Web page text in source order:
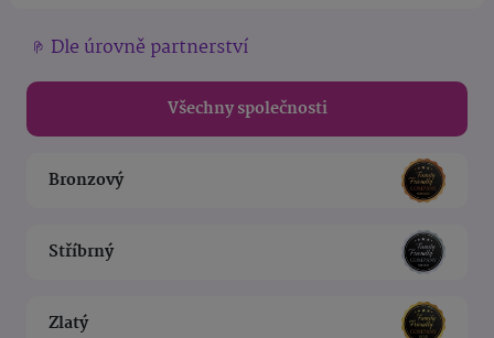
Dle úrovně partnerství
Všechny společnosti
Bronzový
Stříbrný
Zlatý